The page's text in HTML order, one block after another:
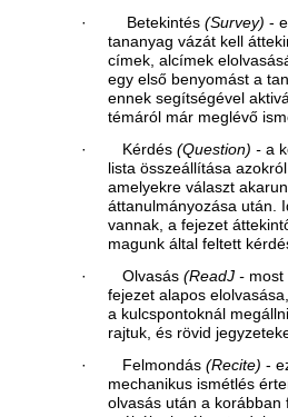
· Betekintés (Survey) -
tananyag vázát kell
címek, alcímek
egy első benyomást a
ennek segítségével
témáról már meglévő
· Kérdés (Question) - a
lis­ta összeállítása
amelyekre választ
áttanulmányozá­sa után.
vannak, a fejezet
magunk által feltett
· Olvasás (ReadJ - most
fejezet alapos
a kulcspon­toknál
rajtuk, és rövid
· Felmondás (Recite) -
mechani­kus ismétlés
olvasás után a korábban